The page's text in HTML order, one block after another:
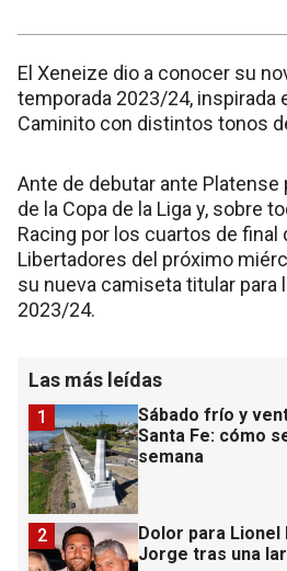
El Xeneize dio a conocer su
temporada 2023/24, inspirada
Caminito con distintos tonos
Ante de debutar ante
de la Copa de la Liga y, sobre
Racing por los cuartos de final
Libertadores del próximo
su nueva camiseta titular para
2023/24.
Las más leídas
Sábado frío y
Santa Fe: cómo
semana
1
Dolor para
Jorge tras una
2